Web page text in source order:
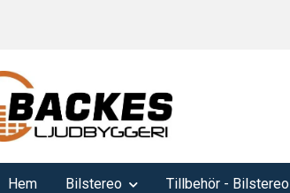
Hem Bilstereo Tillbehör - Bilstereo